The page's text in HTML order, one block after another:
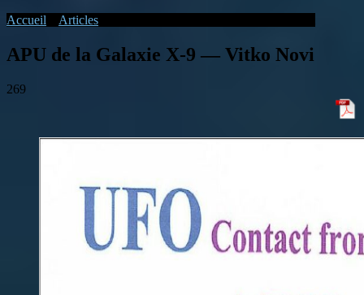
Accueil
Articles
APU de la Galaxie X-9 — Vitko Novi
269